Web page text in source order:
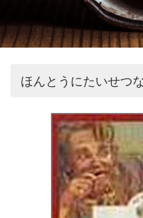
ほんとうにたいせつ